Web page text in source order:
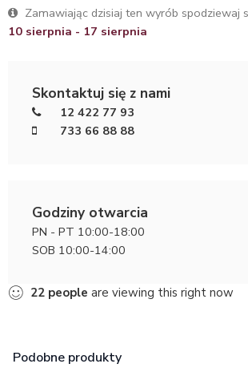
Zamawiając dzisiaj ten wyrób spodziewaj
10 sierpnia - 17 sierpnia
Skontaktuj się z nami
12 422 77 93
733 66 88 88
Godziny otwarcia
PN - PT 10:00-18:00
SOB 10:00-14:00
22 people are viewing this right now
Podobne produkty